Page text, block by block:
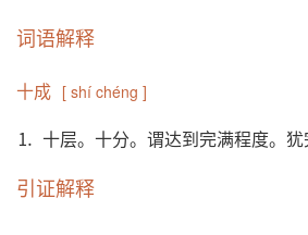
词语解释
十成 [ shí chéng ]
⒈ 十层。十分。谓达到完满程度。犹
引证解释